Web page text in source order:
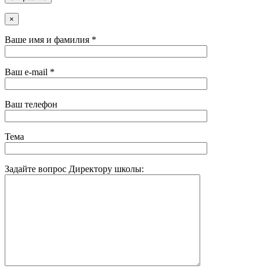
×
Ваше имя и фамилия *
Ваш e-mail *
Ваш телефон
Тема
Задайте вопрос Директору школы: